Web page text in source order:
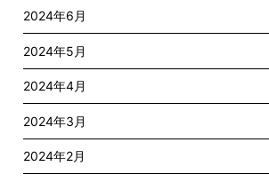
2024年6月
2024年5月
2024年4月
2024年3月
2024年2月